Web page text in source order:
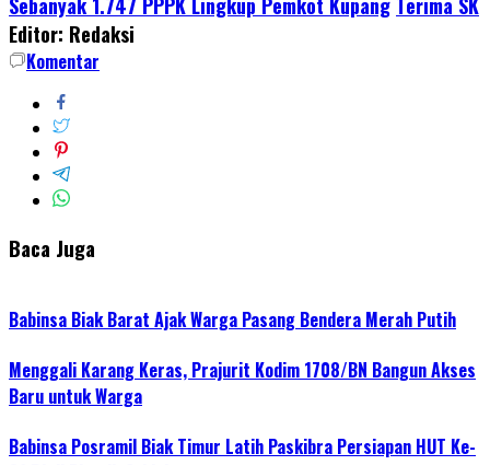
Editor: Redaksi
Komentar
Baca Juga
Babinsa Biak Barat Ajak Warga Pasang Bendera Merah Putih
Menggali Karang Keras, Prajurit Kodim 1708/BN Bangun Akses
Baru untuk Warga
Babinsa Posramil Biak Timur Latih Paskibra Persiapan HUT Ke-